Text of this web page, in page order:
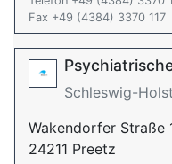
Fax +49 (4384) 3370 117
Schleswig-
Wakendorfer Straße
24211 Preetz